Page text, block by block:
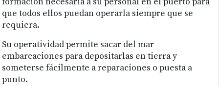
que todos ellos puedan operarla siempre que se
requiera.
Su operatividad permite sacar del mar
embarcaciones para depositarlas en tierra y
someterse fácilmente a reparaciones o puesta a
punto.